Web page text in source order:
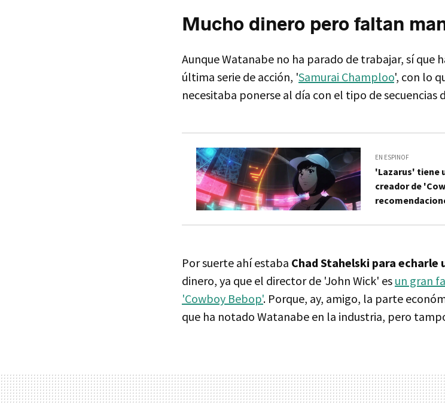
Mucho dinero pero faltan
Aunque Watanabe no ha parado de trabajar, sí que
última serie de acción, 'Samurai Champloo', con lo
necesitaba ponerse al día con el tipo de secuencias
EN ESPINOF
'Lazarus' tiene
creador de
Por suerte ahí estaba Chad Stahelski para echarle
dinero, ya que el director de 'John Wick' es un gran
'Cowboy Bebop'. Porque, ay, amigo, la parte
que ha notado Watanabe en la industria, pero